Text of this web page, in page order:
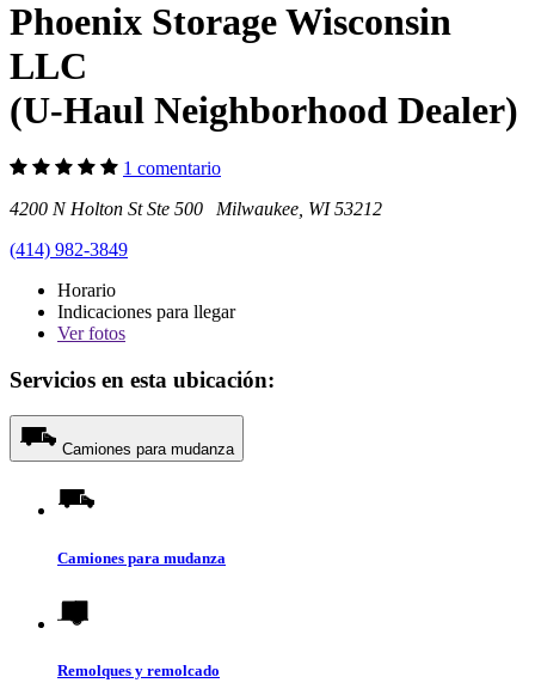
Phoenix Storage Wisconsin
LLC
(U-Haul Neighborhood Dealer)
1 comentario
4200 N Holton St Ste 500 Milwaukee, WI 53212
(414) 982-3849
Horario
Indicaciones para llegar
Verfotos
Servicios en esta ubicación:
Camiones para mudanza
Camiones para mudanza
Remolques y remolcado